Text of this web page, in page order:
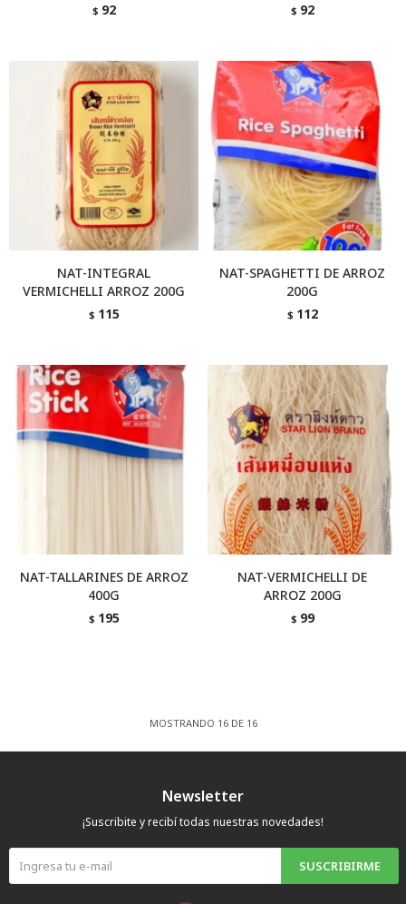
$ 92 $ 92
NAT-INTEGRAL
VERMICHELLI ARROZ 200G
$ 115
NAT-SPAGHETTI DE ARROZ
200G
$ 112
NAT-TALLARINES DE ARROZ
400G
$ 195
NAT-VERMICHELLI DE
ARROZ 200G
$ 99
MOSTRANDO 16DE 16
Newsletter
¡Suscribite y recibí todas nuestras novedades!
SUSCRIBIRME